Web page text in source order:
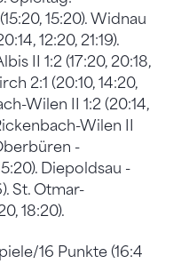
15:20). Widnau
12:20, 21:19).
II 1:2 (17:20, 20:18,
2:1 (20:10, 14:20,
Wilen II 1:2 (20:14,
Wilen II
-
Diepoldsau -
St. Otmar-
18:20).
16 Punkte (16:4